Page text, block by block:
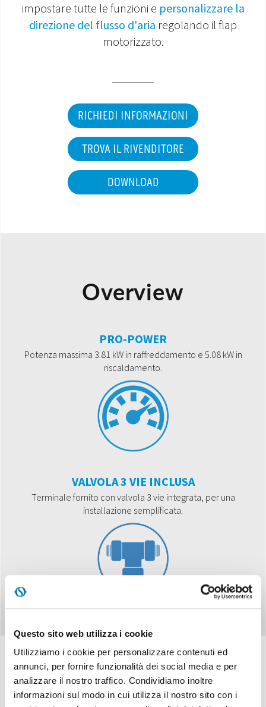
Questo sito web utilizza i cookie
Utilizziamo i cookie per personalizzare contenuti ed
annunci, per fornire funzionalità dei social media e per
analizzare il nostro traffico. Condividiamo inoltre
informazioni sul modo in cui utilizza il nostro sito con i
CENTRI ASSISTENZA E RICAMBI
impostare tutte le funzioni e personalizzare la
direzione del flusso d'aria regolando il flap
motorizzato.
RICHIEDI INFORMAZIONI
TROVA IL RIVENDITORE
DOWNLOAD
Overview
PRO-POWER
Potenza massima 3.81 kW in raffreddamento e 5.08 kW in
riscaldamento.
VALVOLA 3 VIE INCLUSA
Terminale fornito con valvola 3 vie integrata, per una
installazione semplificata.
Specifiche